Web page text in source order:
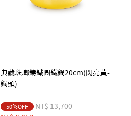
典藏琺瑯鑄鐵圓鐵鍋20cm(閃亮黃-
鋼頭)
50％OFF Price reduced from
NT$ 13,700to